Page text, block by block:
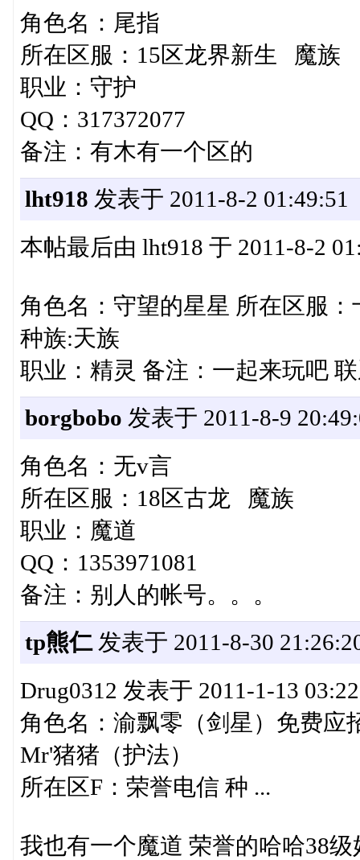
角色名：尾指
所在区服：15区龙界新生 魔族
职业：守护
QQ：317372077
备注：有木有一个区的
lht918 发表于 2011-8-2 01:49:51
本帖最后由 lht918 于 2011-8-2
角色名：守望的星星 所在区服：
种族:天族
职业：精灵 备注：一起来玩吧
borgbobo 发表于 2011-8-9
角色名：无v言
所在区服：18区古龙 魔族
职业：魔道
QQ：1353971081
备注：别人的帐号。。。
tp熊仁发表于 2011-8-30
Drug0312 发表于 2011-1-13
角色名：渝飘零（剑星）免费应
Mr'猪猪（护法）
所在区F：荣誉电信 种 ...
我也有一个魔道 荣誉的哈哈38